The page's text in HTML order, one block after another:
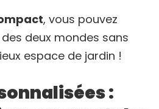
, vous pouvez
deux mondes sans
espace de jardin !
: